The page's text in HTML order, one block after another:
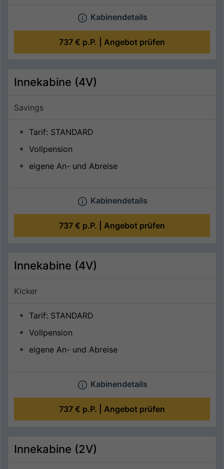
Kabinendetails
737 € p.P. | Angebot prüfen
Innekabine (4V)
Savings
Tarif: STANDARD
Vollpension
eigene An- und Abreise
Kabinendetails
737 € p.P. | Angebot prüfen
Innekabine (4V)
Kicker
Tarif: STANDARD
Vollpension
eigene An- und Abreise
Kabinendetails
737 € p.P. | Angebot prüfen
Innekabine (2V)